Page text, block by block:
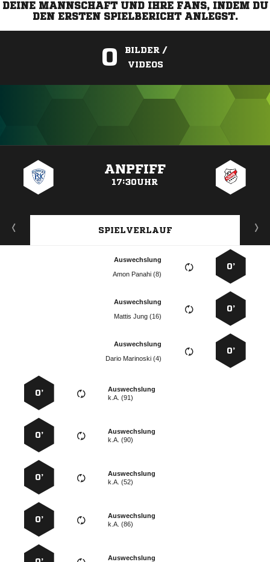
DEINE MANNSCHAFT UND IHRE FANS, INDEM DU
DEN ERSTEN SPIELBERICHT ANLEGST.
0
BILDER /
VIDEOS
ANPFIFF
17:30UHR
SPIELVERLAUF
0’
Auswechslung
  
0’
Auswechslung
  
0’
Auswechslung
  
Auswechslung
k.A. (91)
0’
Auswechslung
k.A. (90)
0’
Auswechslung
k.A. (52)
0’
Auswechslung
k.A. (86)
0’
Auswechslung